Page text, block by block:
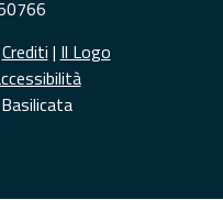
Crediti | Il Logo